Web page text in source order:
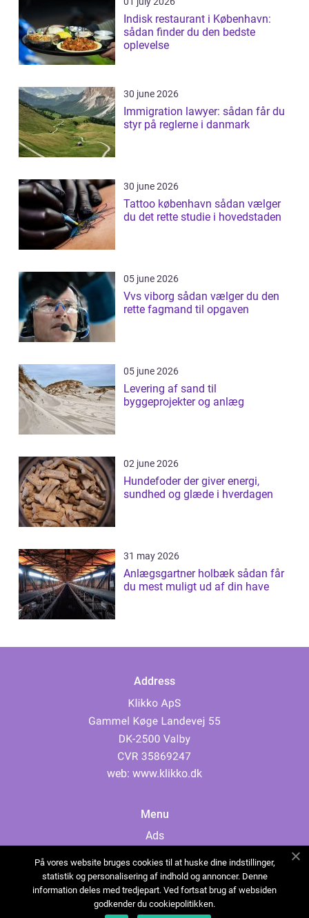
Indisk restaurant i København:
sådan finder du den bedste
oplevelse
30 june 2026
Immigration lawyer: sådan får du
styr på reglerne i danmark
30 june 2026
Tattoo københavn sådan vælger
du det rette studie i hovedstaden
05 june 2026
Vvs viborg sådan vælger du den
rette fagmand til opgaven
05 june 2026
Levering af sand til
byggeprojekter og anlæg
02 june 2026
Hundefoder der giver energi,
sundhed og glæde i hverdagen
31 may 2026
Anlægsgartner holbæk sådan får
du mest muligt ud af din have
Address
web: www.klikko.dk
Menu
Ads
Cookies
Contact
Sitemap
På vores website bruges cookies til at huske dine indstillinger,
statistik og personalisering af indhold og annoncer. Denne
information deles med tredjepart. Ved fortsat brug af websiden
godkender du cookiepolitikken.